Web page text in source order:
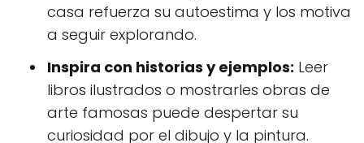
casa refuerza su autoestima y los motiva
a seguir explorando.
Inspira con historias y ejemplos: Leer
libros ilustrados o mostrarles obras de
arte famosas puede despertar su
curiosidad por el dibujo y la pintura.